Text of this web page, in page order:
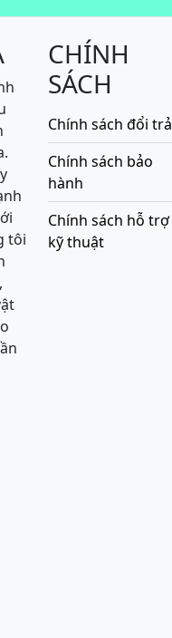
tôi
CHÍNH
SÁCH
Chính sách đổi trả
Chính sách bảo
hành
Chính sách hỗ trợ
kỹ thuật